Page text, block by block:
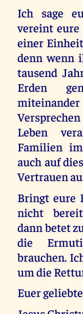
Ich sage
vereint
einer
denn wenn
tausend
Erden
Leben
Familien
auch auf
Vertrauen
Bringt eure
nicht
dann betet
die
brauchen.
um die
Euer